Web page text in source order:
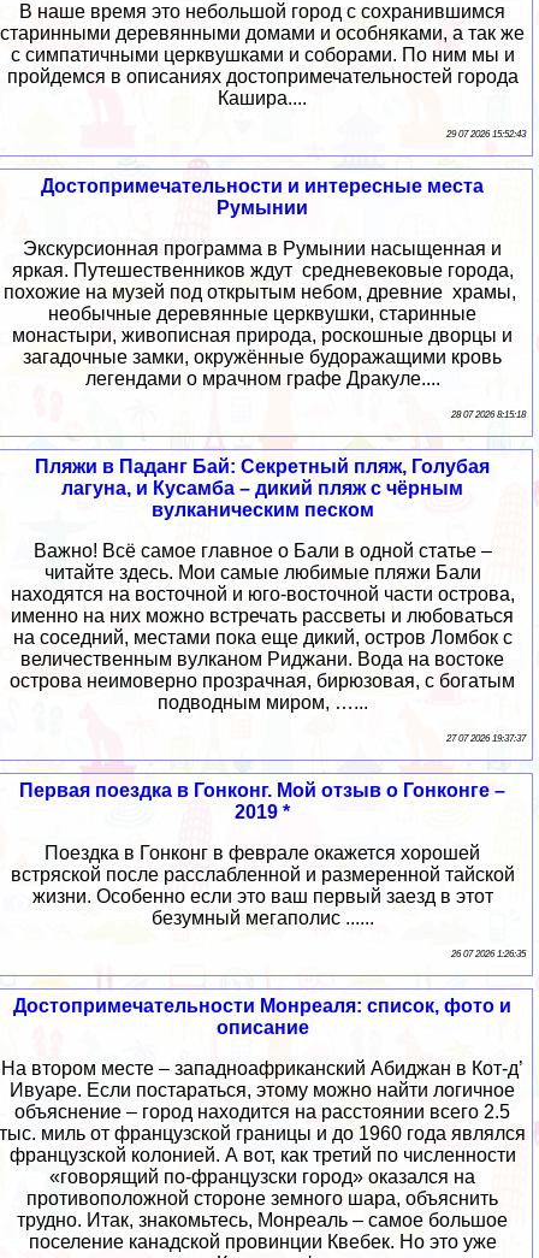
В наше время это небольшой город с сохранившимся
старинными деревянными домами и особняками, а так же
с симпатичными церквушками и соборами. По ним мы и
пройдемся в описаниях достопримечательностей города
Кашира....
29 07 2026 15:52:43
Достопримечательности и интересные места
Румынии
Экскурсионная программа в Румынии насыщенная и
яркая. Путешественников ждут средневековые города,
похожие на музей под открытым небом, древние храмы,
необычные деревянные церквушки, старинные
монастыри, живописная природа, роскошные дворцы и
загадочные замки, окружённые будоражащими кровь
легендами о мрачном графе Дракуле....
28 07 2026 8:15:18
Пляжи в Паданг Бай: Секретный пляж, Голубая
лагуна, и Кусамба – дикий пляж с чёрным
вулканическим песком
Важно! Всё самое главное о Бали в одной статье –
читайте здесь. Мои самые любимые пляжи Бали
находятся на восточной и юго-восточной части острова,
именно на них можно встречать рассветы и любоваться
на соседний, местами пока еще дикий, остров Ломбок с
величественным вулканом Риджани. Вода на востоке
острова неимоверно прозрачная, бирюзовая, с богатым
подводным миром, …...
27 07 2026 19:37:37
Первая поездка в Гонконг. Мой отзыв о Гонконге –
2019 *
Поездка в Гонконг в феврале окажется хорошей
встряской после расслабленной и размеренной тайской
жизни. Особенно если это ваш первый заезд в этот
безумный мегаполис ......
26 07 2026 1:26:35
Достопримечательности Монреаля: список, фото и
описание
На втором месте – западноафриканский Абиджан в Кот-д’
Ивуаре. Если постараться, этому можно найти логичное
объяснение – город находится на расстоянии всего 2.5
тыс. миль от французской границы и до 1960 года являлся
французской колонией. А вот, как третий по численности
«говорящий по-французски город» оказался на
противоположной стороне земного шара, объяснить
трудно. Итак, знакомьтесь, Монреаль – самое большое
поселение канадской провинции Квебек. Но это уже